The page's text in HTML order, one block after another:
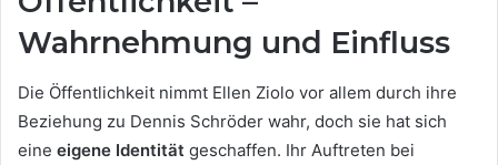
Wahrnehmung und Einfluss
Die Öffentlichkeit nimmt Ellen Ziolo vor allem durch ihre
Beziehung zu Dennis Schröder wahr, doch sie hat sich
eine eigene Identität geschaffen. Ihr Auftreten bei